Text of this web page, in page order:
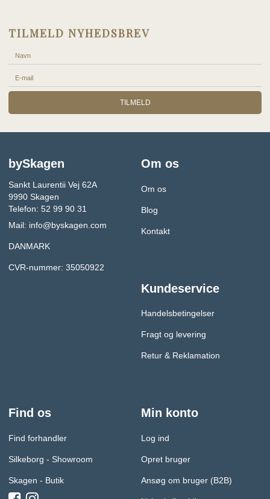
TILMELD NYHEDSBREV
TILMELD
bySkagen
Sankt Laurentii Vej 62A
9990 Skagen
Telefon: 52 99 90 31
Mail: info@byskagen.com
DANMARK
CVR-nummer: 35050922
Om os
Om os
Blog
Kontakt
Kundeservice
Handelsbetingelser
Fragt og levering
Retur & Reklamation
Find os
Find forhandler
Silkeborg - Showroom
Skagen - Butik
Min konto
Log ind
Opret bruger
Ansøg om bruger (B2B)